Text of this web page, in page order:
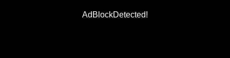
AdBlockDetected!